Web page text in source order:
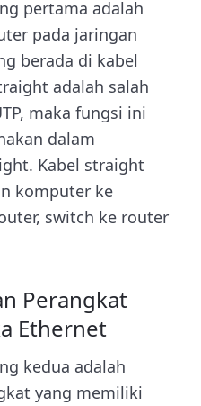
pertama adalah
pada jaringan
berada di kabel
adalah salah
maka fungsi ini
dalam
Kabel straight
komputer ke
switch ke router
Perangkat
Ethernet
kedua adalah
yang memiliki